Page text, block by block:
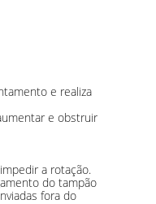
e realiza
e obstruir
a rotação.
do tampão
fora do